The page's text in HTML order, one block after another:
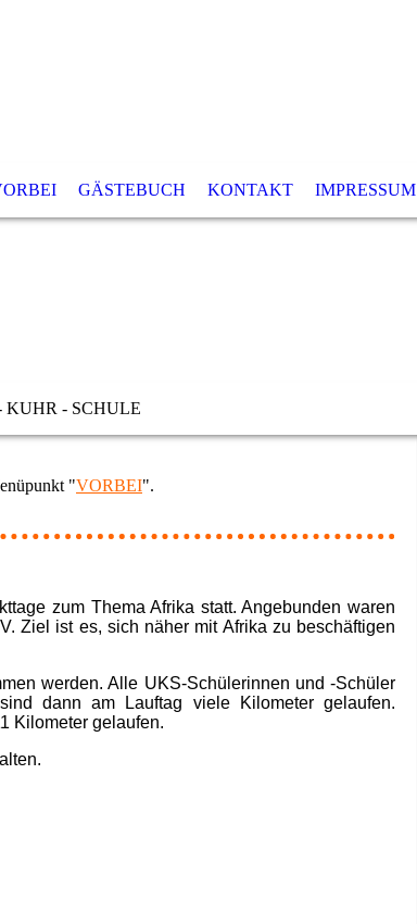
GÄSTEBUCH KONTAKT IMPRESSUM
KUHR - SCHULE
"VORBEI".
zum Thema Afrika statt. Angebunden waren
Ziel ist es, sich näher mit Afrika zu beschäftigen
werden. Alle UKS-Schülerinnen und -Schüler
dann am Lauftag viele Kilometer gelaufen.
Kilometer gelaufen.